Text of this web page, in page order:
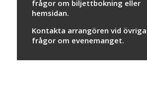
frågor om biljettbokning eller
hemsidan.
Kontakta arrangören vid övriga
frågor om evenemanget.